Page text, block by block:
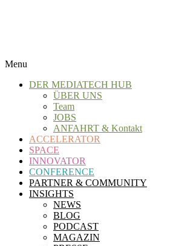
Menu
DER MEDIATECH HUB
ÜBER UNS
Team
JOBS
ANFAHRT & Kontakt
ACCELERATOR
SPACE
INNOVATOR
CONFERENCE
PARTNER & COMMUNITY
INSIGHTS
NEWS
BLOG
PODCAST
MAGAZIN